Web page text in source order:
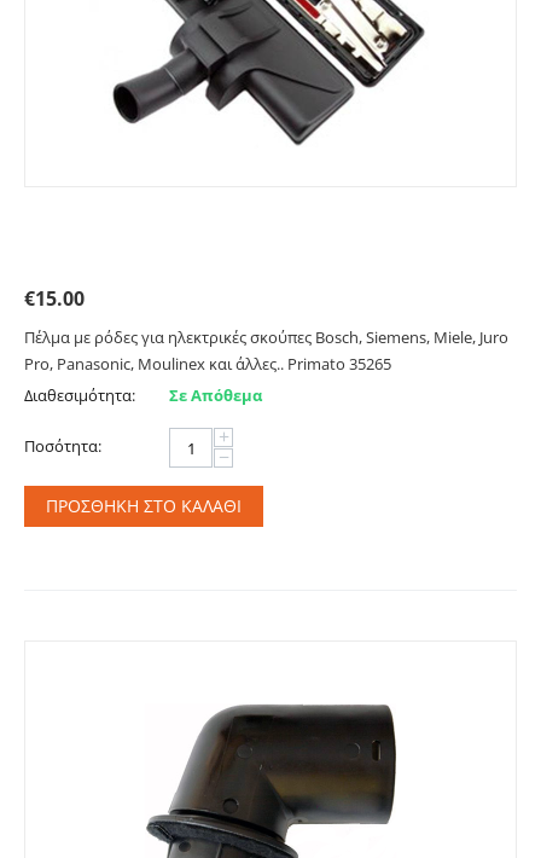
€15.00
Πέλμα με ρόδες για ηλεκτρικές σκούπες Bosch, Siemens, Miele, Juro
Pro, Panasonic, Moulinex και άλλες.. Primato 35265
Διαθεσιμότητα:
Σε Απόθεμα
Ποσότητα: +
−
ΠΡΟΣΘΉΚΗ ΣΤΟ ΚΑΛΆΘΙ